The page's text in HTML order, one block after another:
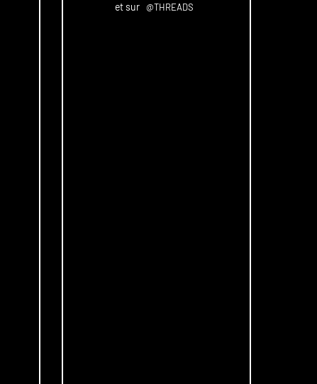
et sur @THREADS